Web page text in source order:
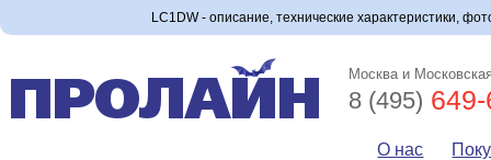
LC1DW - описание, технические характеристики,
Москва и
8 (495)
О нас